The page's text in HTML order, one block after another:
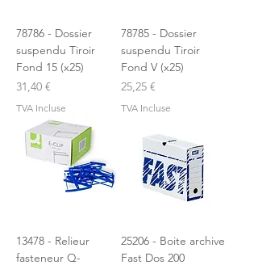
78786 - Dossier
suspendu Tiroir
Fond 15 (x25)
Prix
31,40 €
TVA Incluse
78785 - Dossier
suspendu Tiroir
Fond V (x25)
Prix
25,25 €
TVA Incluse
13478 - Relieur
fasteneur Q-
25206 - Boite archive
Fast Dos 200